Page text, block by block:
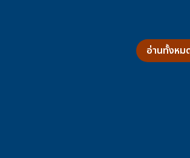
อ่านทั้งหม